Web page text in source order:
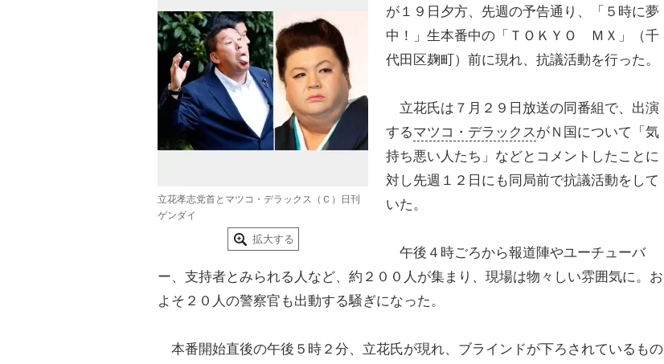
立花孝志党首とマツコ・デラックス（Ｃ）日刊
ゲンダイ
拡大する
が１９日夕方、先週の予告通り、「５時に夢
中！」生本番中の「ＴＯＫＹＯ ＭＸ」（千
代田区麹町）前に現れ、抗議活動を行った。
立花氏は７月２９日放送の同番組で、出演
するマツコ・デラックスがＮ国について「気
持ち悪い人たち」などとコメントしたことに
対し先週１２日にも同局前で抗議活動をして
いた。
午後４時ごろから報道陣やユーチューバ
ー、支持者とみられる人など、約２００人が集まり、現場は物々しい雰囲気に。お
よそ２０人の警察官も出動する騒ぎになった。
本番開始直後の午後５時２分、立花氏が現れ、ブラインドが下ろされているもの